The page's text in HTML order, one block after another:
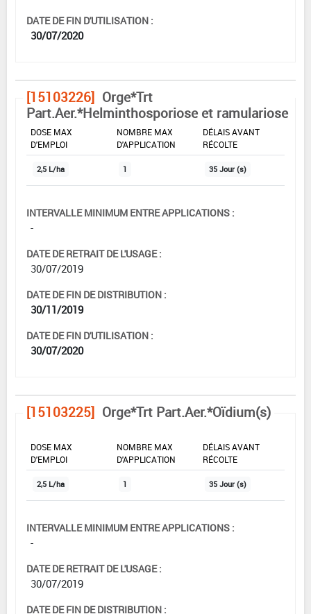
DATE DE FIN D'UTILISATION :
30/07/2020
[15103226] Orge*Trt
Part.Aer.*Helminthosporiose et ramulariose
DOSE MAX
D'EMPLOI
NOMBRE MAX
D'APPLICATION
DÉLAIS AVANT
RÉCOLTE
2,5 L/ha 1 35 Jour (s)
INTERVALLE MINIMUM ENTRE APPLICATIONS :
-
DATE DE RETRAIT DE L'USAGE :
30/07/2019
DATE DE FIN DE DISTRIBUTION :
30/11/2019
DATE DE FIN D'UTILISATION :
30/07/2020
[15103225] Orge*Trt Part.Aer.*Oïdium(s)
DOSE MAX
D'EMPLOI
NOMBRE MAX
D'APPLICATION
DÉLAIS AVANT
RÉCOLTE
2,5 L/ha 1 35 Jour (s)
INTERVALLE MINIMUM ENTRE APPLICATIONS :
-
DATE DE RETRAIT DE L'USAGE :
30/07/2019
DATE DE FIN DE DISTRIBUTION :